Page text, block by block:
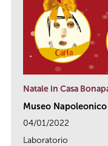
Natale in Casa
Museo Napoleonico
04/01/2022
Laboratorio